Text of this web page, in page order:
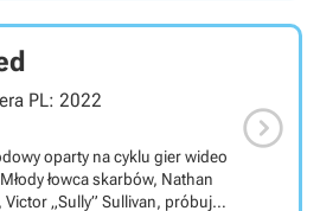
PL: 2022
oparty na cyklu gier wideo
łowca skarbów, Nathan
„Sully” Sullivan, próbują
